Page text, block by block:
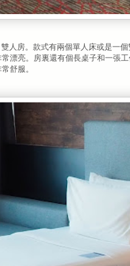
人房。款式有兩個單人床或是一
漂亮。房裏還有個長桌子和一張
舒服。